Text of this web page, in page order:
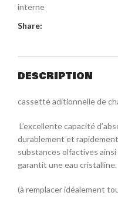
interne
Share:
DESCRIPTION
cassette aditionnelle de
L’excellente capacité
durablement et
substances olfactives
garantit une eau cristalline.
(à remplacer idéalement